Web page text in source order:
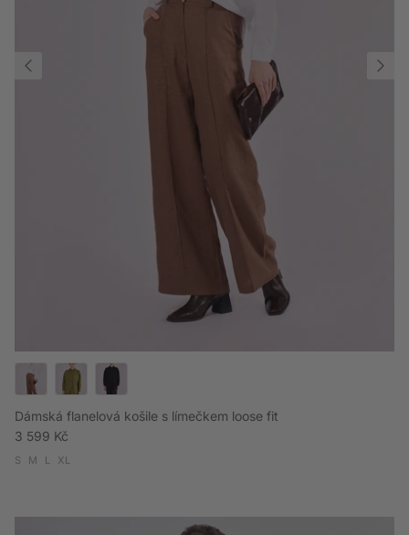
Dámská flanelová košile s límečkem loose fit
Běžná cena
3 599 Kč
S M L XL